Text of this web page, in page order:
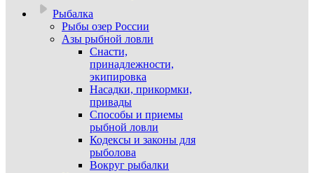
Рыбалка
Рыбы озер России
Азы рыбной ловли
Снасти,
принадлежности,
экипировка
Насадки, прикормки,
привады
Способы и приемы
рыбной ловли
Кодексы и законы для
рыболова
Вокруг рыбалки